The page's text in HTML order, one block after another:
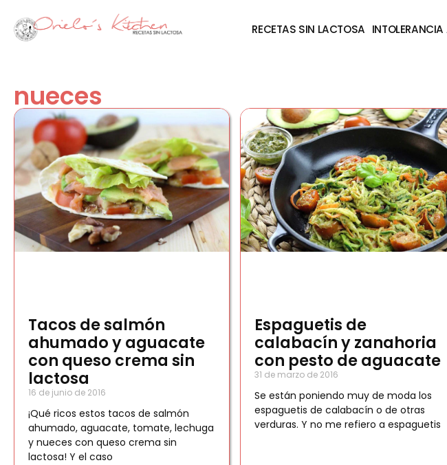
RECETAS SIN LACTOSA
nueces
Tacos de salmón
ahumado y aguacate
con queso crema sin
lactosa
16 de junio de 2016
¡Qué ricos estos tacos de salmón
ahumado, aguacate, tomate, lechuga
y nueces con queso crema sin
lactosa! Y el caso
Espaguetis de
calabacín y zanahoria
con pesto de aguacate
31 de marzo de 2016
Se están poniendo muy de moda los
espaguetis de calabacín o de otras
verduras. Y no me refiero a espaguetis